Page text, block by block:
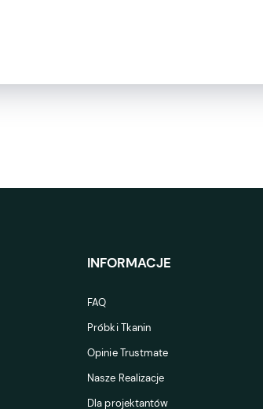
INFORMACJE
FAQ
Próbki Tkanin
Opinie Trustmate
Nasze Realizacje
Dla projektantów